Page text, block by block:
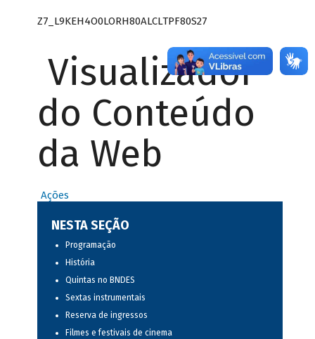
Z7_L9KEH4O0LORH80ALCLTPF80S27
Visualizador
do Conteúdo
da Web
Ações
NESTA SEÇÃO
Programação
História
Quintas no BNDES
Sextas instrumentais
Reserva de ingressos
Filmes e festivais de cinema